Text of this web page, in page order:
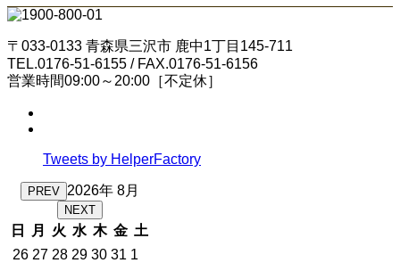
〒033-0133 青森県三沢市 鹿中1丁目145-711
TEL.0176-51-6155 / FAX.0176-51-6156
営業時間09:00～20:00［不定休］
Tweets by HelperFactory
PREV 2026年 8月
NEXT
日 月 火 水 木 金 土
26 27 28 29 30 31 1